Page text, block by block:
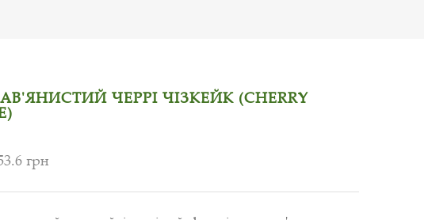
ЧЕРРІ ЧІЗКЕЙК (CHERRY
грн